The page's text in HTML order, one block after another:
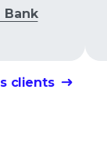
Bank
clients